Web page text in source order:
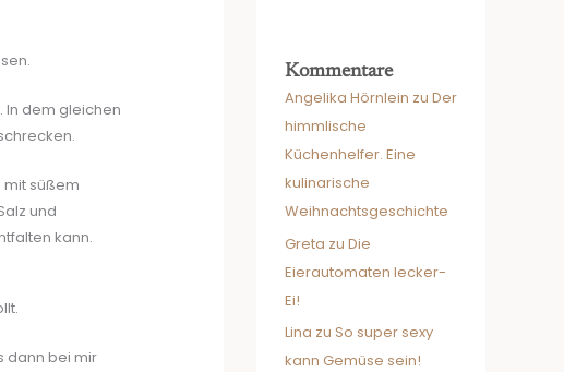
In dem gleichen
mit süßem
und
kann.
dann bei mir
Kommentare
Angelika Hörnlein zu Der
himmlische
Küchenhelfer. Eine
kulinarische
Weihnachtsgeschichte
Greta zu Die
Eierautomaten lecker-
Ei!
Lina zu So super sexy
kann Gemüse sein!